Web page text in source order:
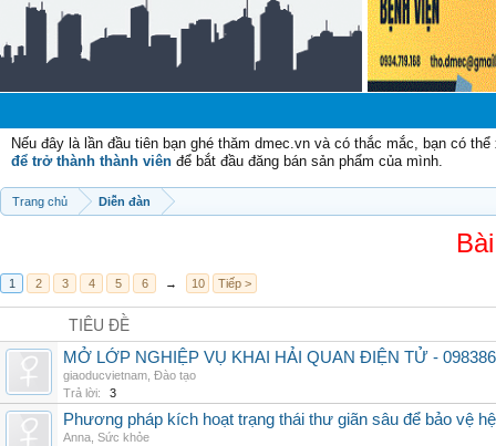
Nếu đây là lần đầu tiên bạn ghé thăm dmec.vn và có thắc mắc, bạn có
để trở thành thành viên để bắt đầu đăng bán sản phẩm của mình.
Trang chủ Diễn đàn
1 2 3 4 5 6 → 10 Tiếp >
TIÊU ĐỀ
MỞ LỚP NGHIỆP VỤ KHAI HẢI QUAN ĐIỆN TỬ -
giaoducvietnam Đào tạo
Trả lời:
3
Phương pháp kích hoạt trạng thái thư giãn sâu để bảo vệ
Anna Sức khỏe